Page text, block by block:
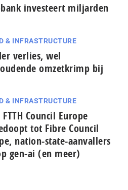
investeert miljarden
& INFRASTRUCTURE
verlies, wel
omzetkrimp bij
& INFRASTRUCTURE
Council Europe
tot Fibre Council
nation-state-aanvallers
gen-ai (en meer)